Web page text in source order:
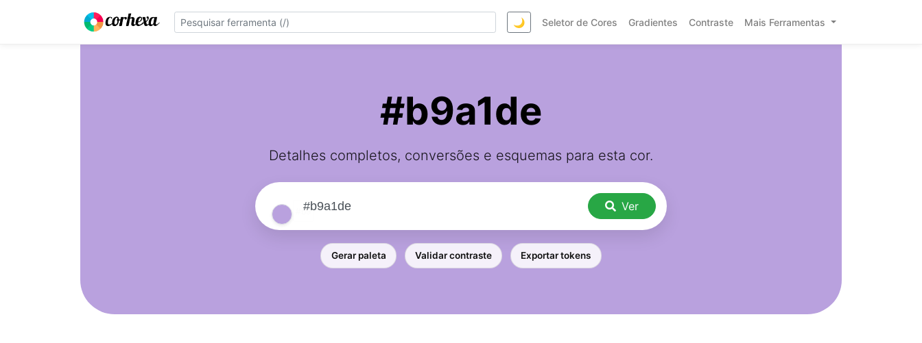
🌙 Seletor de Cores Gradientes Contraste Mais Ferramentas
#b9a1de
Detalhes completos, conversões e esquemas para esta cor.
Ver
Gerar paleta Validar contraste Exportar tokens